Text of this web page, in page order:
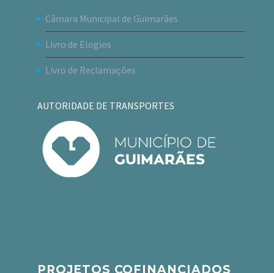
Câmara Municipal de Guimarães
Livro de Elogios
Livro de Reclamações
AUTORIDADE DE TRANSPORTES
PROJETOS COFINANCIADOS